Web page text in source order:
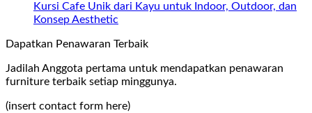
Kursi Cafe Unik dari Kayu untuk Indoor, Outdoor, dan
Konsep Aesthetic
Dapatkan Penawaran Terbaik
Jadilah Anggota pertama untuk mendapatkan penawaran
furniture terbaik setiap minggunya.
(insert contact form here)